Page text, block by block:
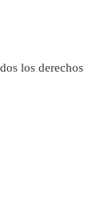
los derechos